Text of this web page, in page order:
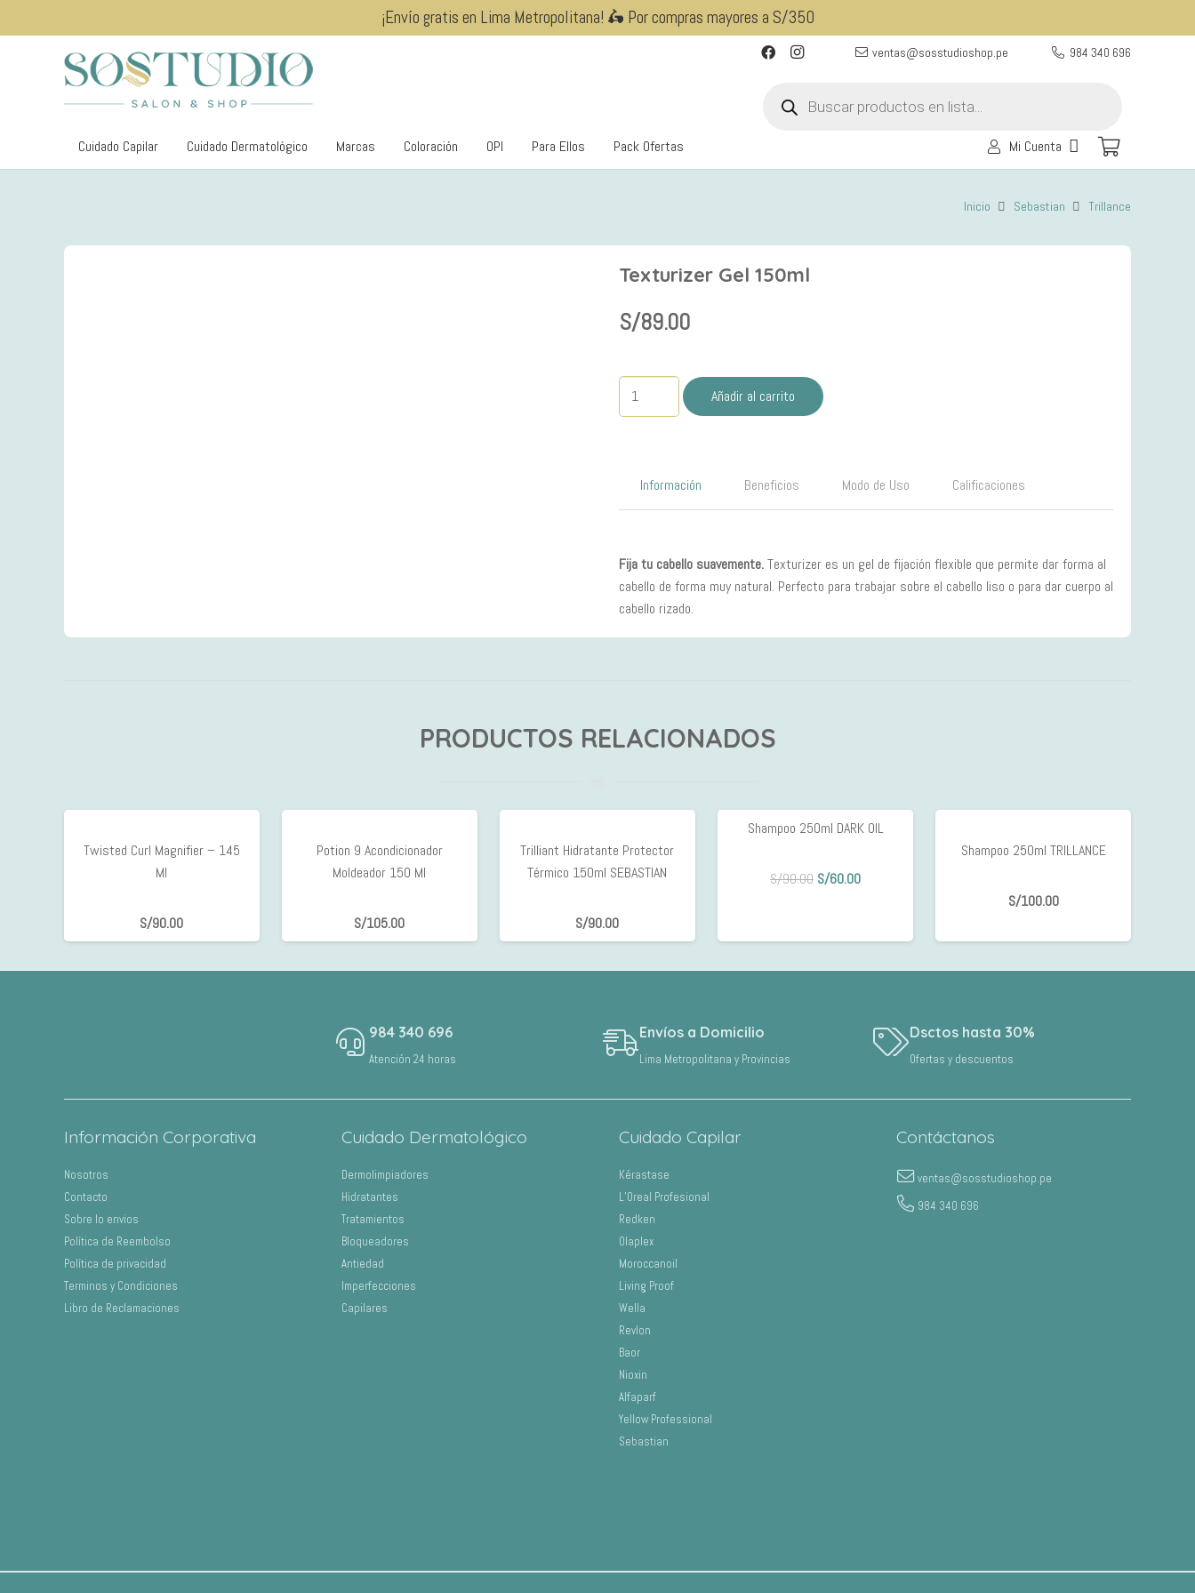
¡Envío gratis en Lima Metropolitana! 🛵 Por compras mayores a S/350
ventas@sosstudioshop.pe 984 340 696
productos
Cuidado Capilar
Cuidado Dermatológico Marcas Coloración OPI Para Ellos Pack Ofertas Mi Cuenta
Inicio Sebastian Trillance
Texturizer Gel 150ml
S/89.00
Texturizer
Añadir al carrito
Información Beneficios Modo de Uso Calificaciones
Fija tu cabello suavemente.Texturizer es un gel de fijación flexible que permite dar forma al
cabello de forma muy natural. Perfecto para trabajar sobre el cabello liso o para dar cuerpo al
cabello rizado.
PRODUCTOS RELACIONADOS
Twisted Curl Magnifier – 145
Ml
S/90.00
Potion 9 Acondicionador
Moldeador 150 Ml
S/105.00
Trilliant Hidratante Protector
Térmico 150ml SEBASTIAN
S/90.00
33%
Shampoo 250ml DARK OIL
S/90.00 El
era:
S/90.00.
S/60.00El
es:
S/60.00.
Shampoo 250ml TRILLANCE
S/100.00
984 340 696
Atención 24 horas
Envíos a Domicilio
Lima Metropolitana y Provincias
Dsctos hasta 30%
Ofertas y descuentos
Información Corporativa
Nosotros
Contacto
Sobre lo envios
Política de Reembolso
Política de privacidad
Terminos y Condiciones
Libro de Reclamaciones
Cuidado Dermatológico
Dermolimpiadores
Hidratantes
Tratamientos
Bloqueadores
Antiedad
Imperfecciones
Capilares
Cuidado Capilar
Kérastase
L’Oreal Profesional
Redken
Olaplex
Moroccanoil
Living Proof
Wella
Revlon
Baor
Nioxin
Alfaparf
Yellow Professional
Sebastian
Contáctanos
ventas@sosstudioshop.pe
984 340 696